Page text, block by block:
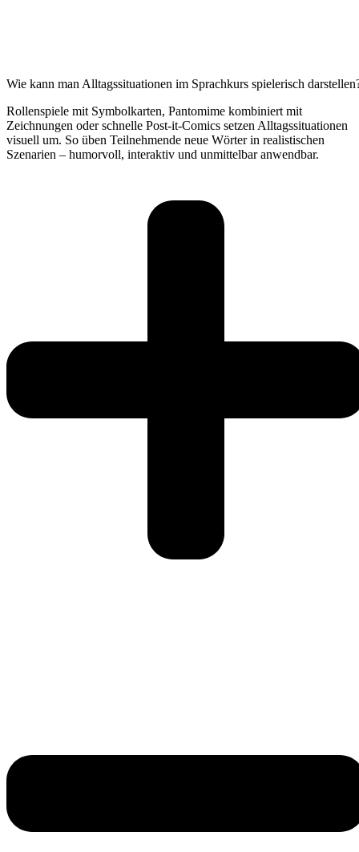
Wie kann man Alltagssituationen im Sprachkurs spielerisch
Rollenspiele mit Symbolkarten, Pantomime kombiniert mit
Zeichnungen oder schnelle Post-it-Comics setzen Alltagssituationen
visuell um. So üben Teilnehmende neue Wörter in realistischen
Szenarien – humorvoll, interaktiv und unmittelbar anwendbar.